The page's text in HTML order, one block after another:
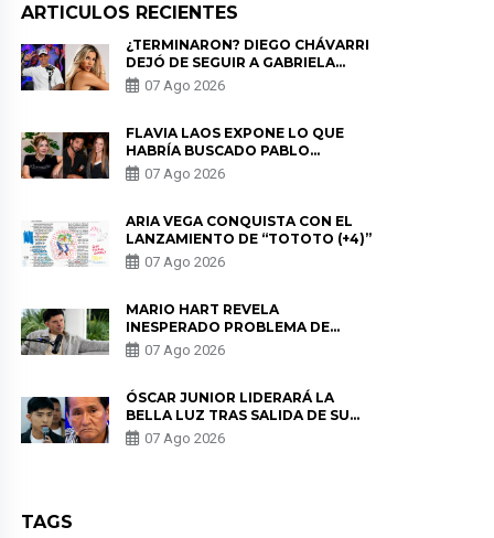
ARTICULOS RECIENTES
¿TERMINARON? DIEGO CHÁVARRI
DEJÓ DE SEGUIR A GABRIELA
HERRERA Y ANUNCIA SU SALIDA
DE PÓDCAST
07 Ago 2026
FLAVIA LAOS EXPONE LO QUE
HABRÍA BUSCADO PABLO
HEREDIA CON ALE FULLER: “UNA
DE LAS PARTES QUERÍA EL
07 Ago 2026
ARIA VEGA CONQUISTA CON EL
LANZAMIENTO DE “TOTOTO (+4)”
07 Ago 2026
MARIO HART REVELA
INESPERADO PROBLEMA DE
SALUD ANTES DE SEPARARSE DE
KORINA: “ME ENCONTRARON UN
07 Ago 2026
ÓSCAR JUNIOR LIDERARÁ LA
BELLA LUZ TRAS SALIDA DE SU
PADRE POR POLÉMICA CON
NALDY SALDAÑA
07 Ago 2026
TAGS